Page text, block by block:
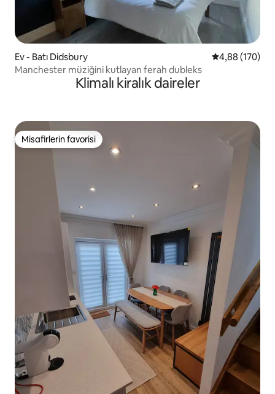
Ev - Batı Didsbury 5 üzerinden
4,88 (170)
Manchester müziğini kutlayan ferah dubleks
Klimalı kiralık daireler
Misafirlerin favorisi
Misafirlerin favorisi